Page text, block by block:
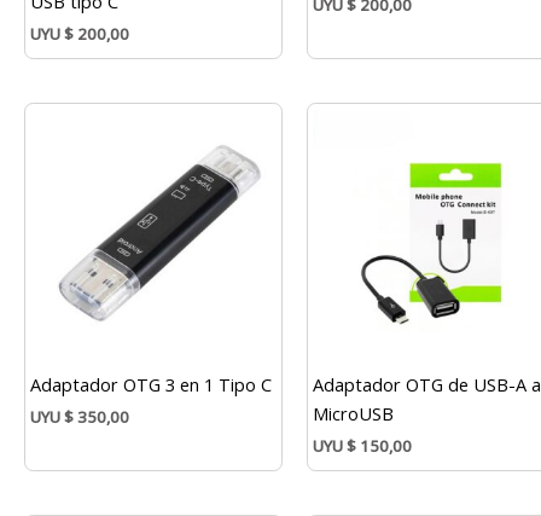
UYU$ 200,00
UYU$ 200,00
Adaptador OTG 3 en 1 Tipo C
UYU$350,00
Adaptador OTG de USB-A a
MicroUSB
UYU$ 150,00